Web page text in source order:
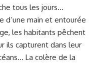
tous les jours…
d’une main et entourée
les habitants pêchent
ils capturent dans leur
La colère de la